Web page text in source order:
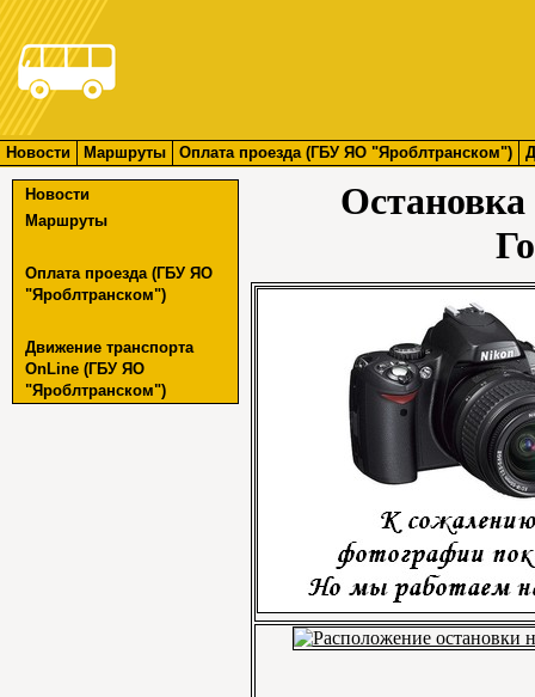
Новости Маршруты Оплата проезда (ГБУ ЯО "Яроблтранском")
Новости
Маршруты
Оплата проезда (ГБУ ЯО
"Яроблтранском")
Движение транспорта
OnLine (ГБУ ЯО
"Яроблтранском")